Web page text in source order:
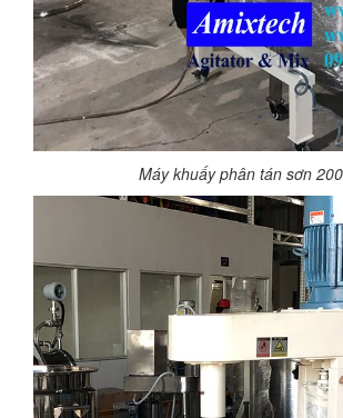
Máy khuấy phân tán sơn